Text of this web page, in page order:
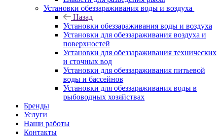
Установки обеззараживания воды и воздуха
Назад
Установки обеззараживания воды и воздуха
Установки для обеззараживания воздуха и
поверхностей
Установки для обеззараживания технических
и сточных вод
Установки для обеззараживания питьевой
воды и бассейнов
Установки для обеззараживания воды в
рыбоводных хозяйствах
Бренды
Услуги
Наши работы
Контакты